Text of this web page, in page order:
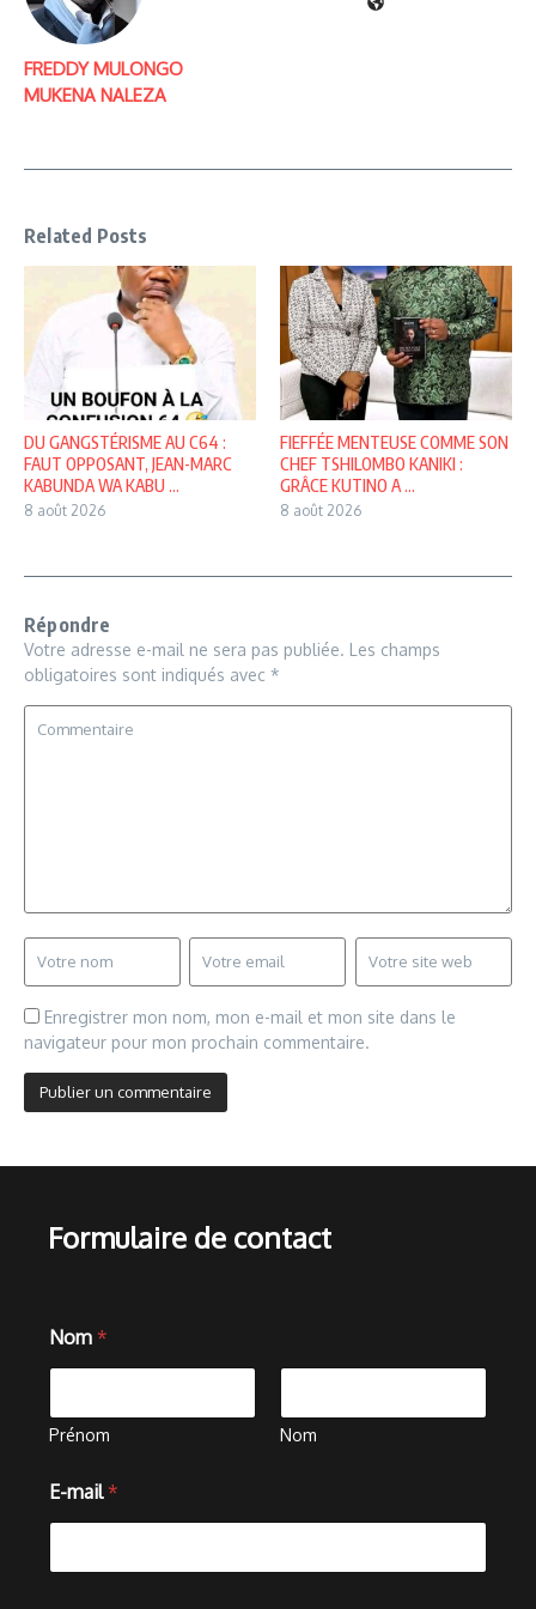
FREDDY MULONGO
MUKENA NALEZA
Related Posts
DU GANGSTÉRISME AU C64 :
FAUT OPPOSANT, JEAN-MARC
KABUNDA WA KABU ...
8 août 2026
FIEFFÉE MENTEUSE COMME SON
CHEF TSHILOMBO KANIKI :
GRÂCE KUTINO A ...
8 août 2026
Répondre
Votre adresse e-mail ne sera pas publiée. Les champs
obligatoires sont indiqués avec *
Enregistrer mon nom, mon e-mail et mon site dans le
navigateur pour mon prochain commentaire.
Formulaire de contact
Nom *
Prénom Nom
E-mail *